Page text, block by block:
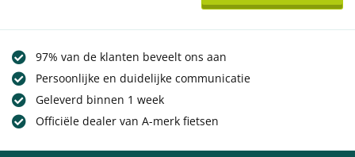
97% van de klanten beveelt ons aan
Persoonlijke en duidelijke communicatie
Geleverd binnen 1 week
Officiële dealer van A-merk fietsen